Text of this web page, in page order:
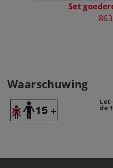
Set
Waarschuwing
Let
de